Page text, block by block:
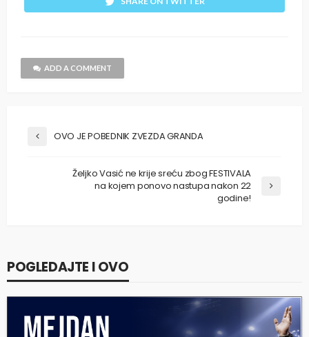
ADD A COMMENT
OVO JE POBEDNIK ZVEZDA GRANDA
Željko Vasić ne krije sreću zbog FESTIVALA
na kojem ponovo nastupa nakon 22
godine!
POGLEDAJTE I OVO